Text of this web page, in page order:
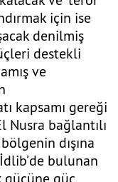
için ise
denilmiş
destekli
ve
kapsamı gereği
Nusra bağlantılı
dışına
bulunan
güç